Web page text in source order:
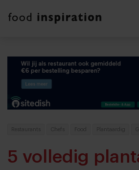
Restaurants Chefs Food Plantaardig
5 volledig